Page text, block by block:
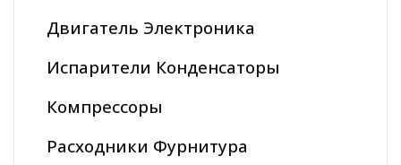
Двигатель Электроника
Испарители Конденсаторы
Компрессоры
Расходники Фурнитура